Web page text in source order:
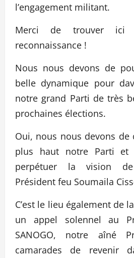
l’engagement militant.
Merci de trouver ici
reconnaissance !
Nous nous devons de
belle dynamique pour
notre grand Parti de très
prochaines élections.
Oui, nous nous devons
plus haut notre Parti et
perpétuer la vision
Président feu Soumaila
C’est le lieu également de
un appel solennel au
SANOGO, notre aîné
camarades de revenir